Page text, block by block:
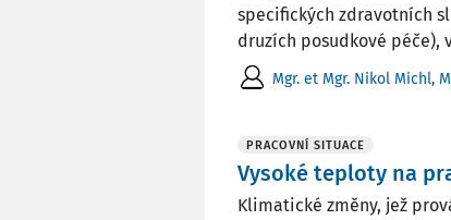
specifických zdravotních
druzích posudkové péče),
Mgr. et Mgr. Nikol Michl,
PRACOVNÍ SITUACE
Vysoké teploty na
Klimatické změny, jež